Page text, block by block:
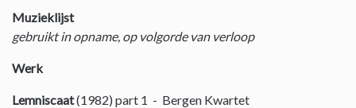
Muzieklijst
gebruikt in opname, op volgorde van verloop
Werk
Lemniscaat(1982) part 1 - Bergen Kwartet